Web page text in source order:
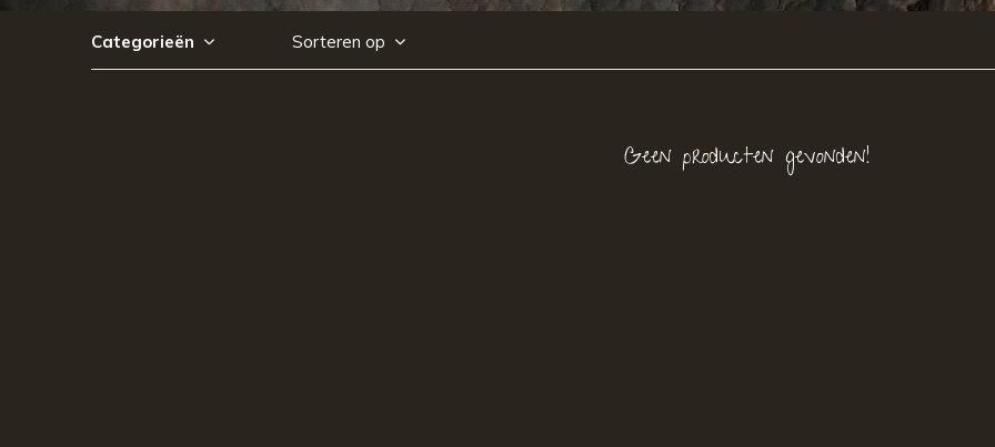
Categorieën Sorteren op
Geen producten gevonden!